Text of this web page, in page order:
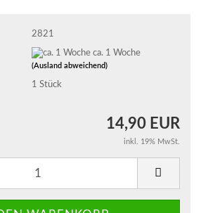
2821
ca. 1 Woche
(Ausland abweichend)
1 Stück
14,90 EUR
inkl. 19% MwSt.